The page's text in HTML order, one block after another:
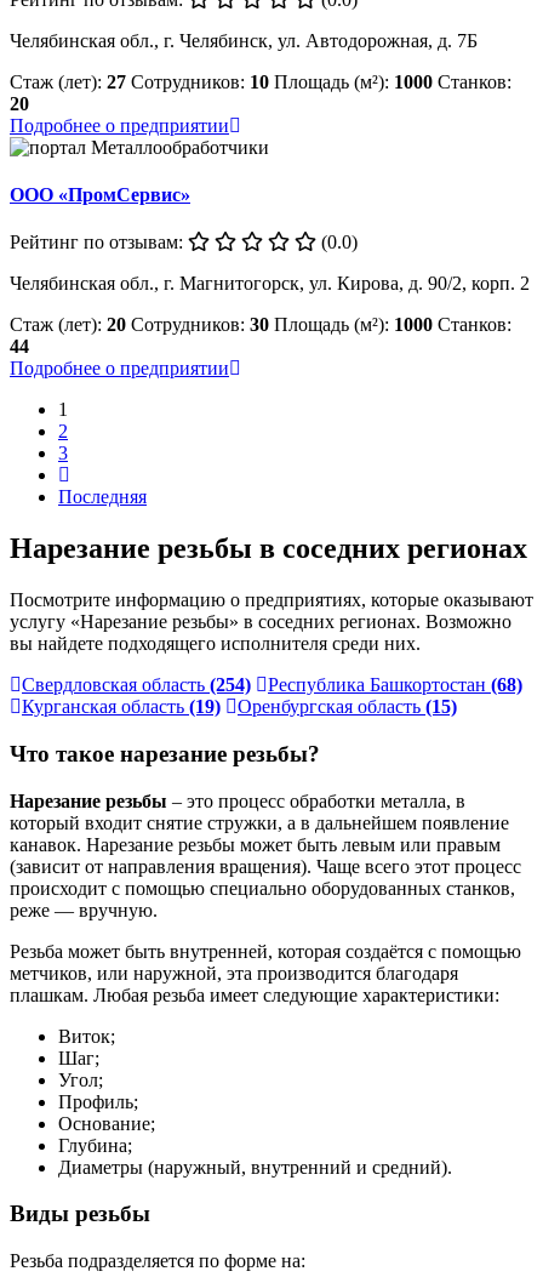
Челябинская обл., г. Челябинск, ул. Автодорожная, д. 7Б
Стаж (лет): 27 Сотрудников: 10 Площадь (м²): 1000 Станков:
20
Подробнее о предприятии
ООО «ПромСервис»
Рейтинг по отзывам:
(0.0)
Челябинская обл., г. Магнитогорск, ул. Кирова, д. 90/2, корп. 2
Стаж (лет): 20 Сотрудников: 30 Площадь (м²): 1000 Станков:
44
Подробнее о предприятии
1
2
3
Последняя
Нарезание резьбы в соседних регионах
Посмотрите информацию о предприятиях, которые оказывают
услугу «Нарезание резьбы» в соседних регионах. Возможно
вы найдете подходящего исполнителя среди них.
Свердловская область (254) Республика Башкортостан (68)
Курганская область (19) Оренбургская область (15)
Что такое нарезание резьбы?
Нарезание резьбы – это процесс обработки металла, в
который входит снятие стружки, а в дальнейшем появление
канавок. Нарезание резьбы может быть левым или правым
(зависит от направления вращения). Чаще всего этот процесс
происходит с помощью специально оборудованных станков,
реже — вручную.
Резьба может быть внутренней, которая создаётся с помощью
метчиков, или наружной, эта производится благодаря
плашкам. Любая резьба имеет следующие характеристики:
Виток;
Шаг;
Угол;
Профиль;
Основание;
Глубина;
Диаметры (наружный, внутренний и средний).
Виды резьбы
Резьба подразделяется по форме на: